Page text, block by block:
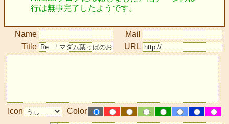
行は無事完了したようです。
Name
Mail
Title
URL
Icon Color